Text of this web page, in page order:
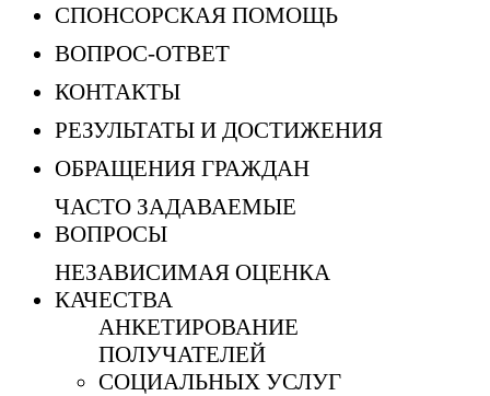
СПОНСОРСКАЯ ПОМОЩЬ
ВОПРОС-ОТВЕТ
КОНТАКТЫ
РЕЗУЛЬТАТЫ И ДОСТИЖЕНИЯ
ОБРАЩЕНИЯ ГРАЖДАН
ЧАСТО ЗАДАВАЕМЫЕ
ВОПРОСЫ
НЕЗАВИСИМАЯ ОЦЕНКА
КАЧЕСТВА
АНКЕТИРОВАНИЕ
ПОЛУЧАТЕЛЕЙ
СОЦИАЛЬНЫХ УСЛУГ